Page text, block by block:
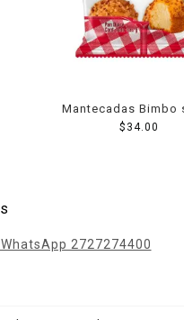
Mantecadas Bimbo
nuez 184 g
$ 34.00
2727274400